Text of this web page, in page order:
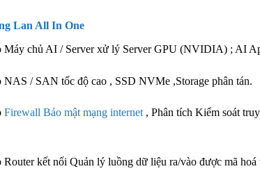
Lan All In One
Máy chủ AI / Server xử lý Server GPU (NVIDIA) ; AI
/ SAN tốc độ cao , SSD NVMe ,Storage phân tán.
Firewall Bảo mật mạng internet, Phân tích Kiểm soát
kết nối Quản lý luồng dữ liệu ra/vào được mã